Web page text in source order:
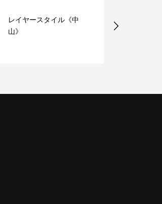
レイヤースタイル《中
山》